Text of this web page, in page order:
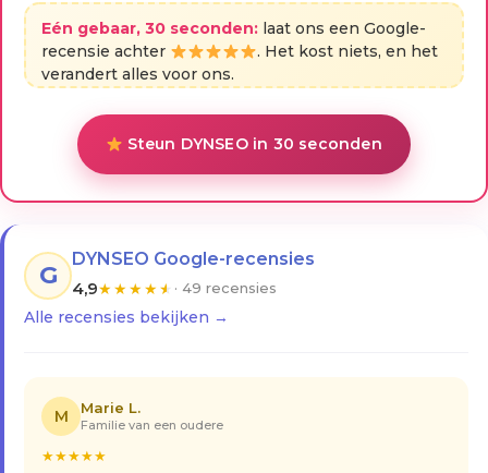
Eén gebaar, 30 seconden: laat ons een Google-
recensie achter
. Het kost niets, en het
verandert alles voor ons.
Steun DYNSEO in 30 seconden
G
DYNSEO Google-recensies
4,9★★★★★ · 49 recensies
Alle recensies bekijken →
M Marie L.
Familie van een oudere
★★★★★